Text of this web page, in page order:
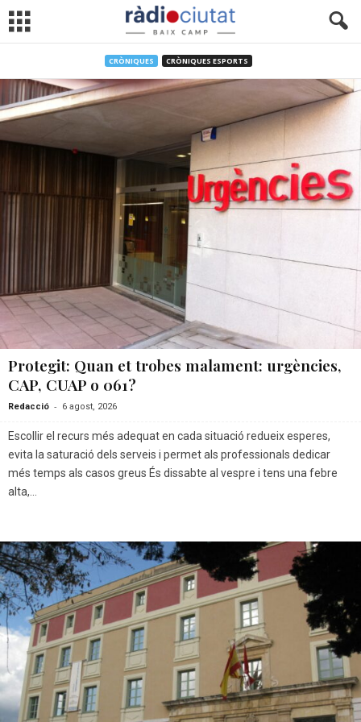
CRÒNIQUES CRÒNIQUES ESPORTS
Protegit: Quan et trobes malament: urgències,
CAP, CUAP o 061?
Redacció - 6 agost, 2026
Escollir el recurs més adequat en cada situació redueix esperes,
evita la saturació dels serveis i permet als professionals dedicar
més temps als casos greus És dissabte al vespre i tens una febre
alta,...